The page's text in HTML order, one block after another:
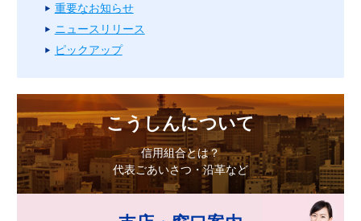
重要なお知らせ
ニュースリリース
ピックアップ
こうしんについて
信用組合とは？
代表ごあいさつ・沿革など